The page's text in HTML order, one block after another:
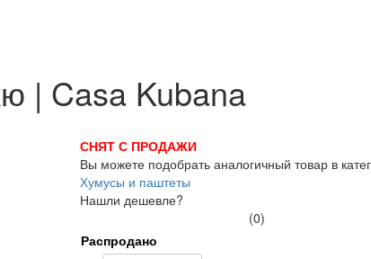
| Casa Kubana
СНЯТ С ПРОДАЖИ
Вы можете подобрать аналогичный товар в
Хумусы и паштеты
Нашли дешевле?
(0)
Распродано